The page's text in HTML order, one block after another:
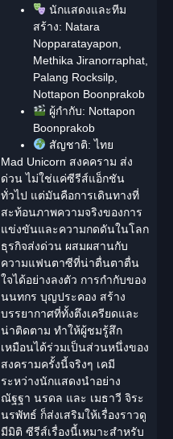
นักแสดงและทีม
สร้าง: Natara
Nopparatayapon,
Methika Jiranorraphat,
Palang Rocksilp,
Nottapon Boonprakob
ผู้กำกับ: Nottapon
Boonprakob
สัญชาติ: ไทย
Mad Unicorn สงคคราม ส่ง
ด่วน ไม่ใช่แค่ซีรีส์แอ็กชัน
ทั่วไป แต่มันคือการเดินทางที่
สะท้อนภาพความจริงของการ
แข่งขันและความกดดันในโลก
ธุรกิจส่งด่วน ผสมผสานกับ
ความแฟนตาซีที่น่าตื่นตาตื่น
ใจได้อย่างลงตัว การกำกับของ
นนทกร บุญประคอง สร้าง
บรรยากาศที่ทั้งตึงเครียดและ
น่าติดตาม ทำให้ผู้ชมรู้สึก
เหมือนได้ร่วมเป็นส่วนหนึ่งของ
สงครามครั้งนี้จริงๆ เคมี
ระหว่างนักแสดงนำอย่าง
ณัฐฐา นรดล และ เมธาวี จิระ
นรพัทธ์ ก็ส่งเสริมให้เรื่องราวดู
มีมิติ ซีรีส์เรื่องนี้เหมาะสำหรับ